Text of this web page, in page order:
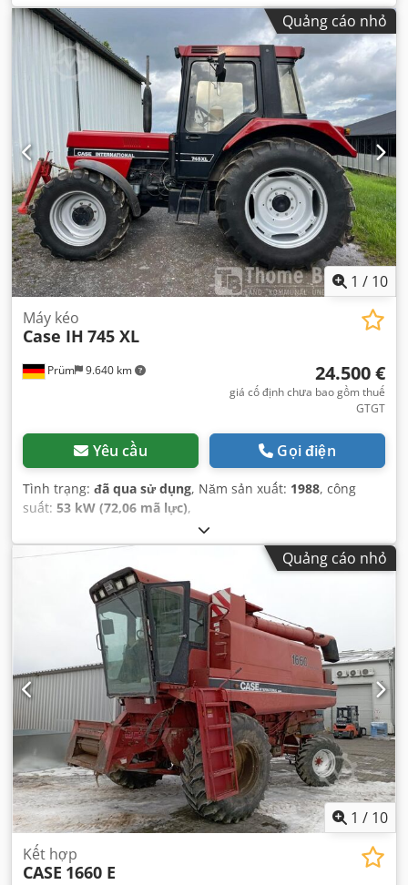
đầu:01/2013, Năm sản xuất:2013, Thiết bị:điều hòa
không khí, Quảng cáo nhỏ
1 / 10
Prüm 9.640 km
Máy kéo
Case IH 745 XL
24.500 €
giá cố định chưa bao gồm thuế
GTGT
Yêu cầu Gọi điện
Tình trạng: đã qua sử dụng, Năm sản xuất: 1988, công
suất: 53 kW (72,06 mã lực),
Quảng cáo nhỏ
1 / 10
Kết hợp
CASE 1660 E